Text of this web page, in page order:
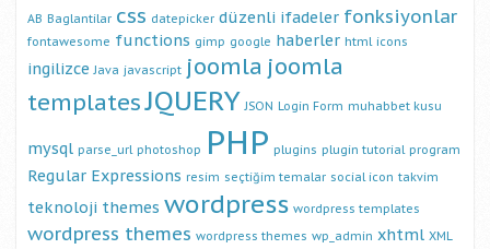
AB Baglantilar css datepicker düzenli ifadeler fonksiyonlar
fontawesome functions gimp google haberler html icons
ingilizce Java javascript joomla joomla
templatesJQUERY JSON Login Form muhabbet kusu
mysql parse_url photoshop PHP plugins plugin tutorial program
Regular Expressions resim seçtiğim temalar social icon takvim
teknoloji themes wordpress wordpress templates
wordpress themes wordpress themes wp_admin xhtml XML